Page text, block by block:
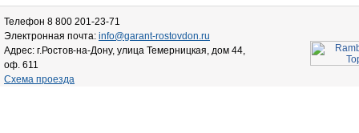
Телефон 8 800 201-23-71
Электронная почта: info@garant-rostovdon.ru
Адрес: г.Ростов-на-Дону, улица Темерницкая, дом 44,
оф. 611
Схема проезда